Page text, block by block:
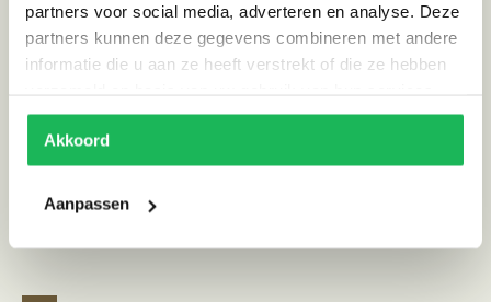
partners voor social media, adverteren en analyse. Deze
partners kunnen deze gegevens combineren met andere
informatie die u aan ze heeft verstrekt of die ze hebben
Akkoord
Aanpassen
Stijl Ibiza vibe
Land van herkomst Marokko
Alternatieve producten